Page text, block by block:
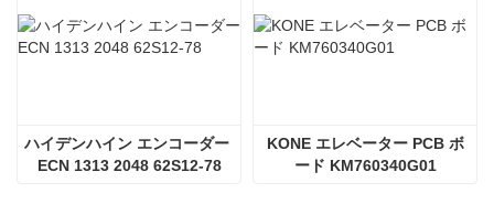
ハイデンハイン エンコーダー
ECN 1313 2048 62S12-78
KONE エレベーター PCB ボ
ード KM760340G01